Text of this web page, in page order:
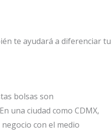
te ayudará a diferenciar tu
bolsas son
una ciudad como CDMX,
con el medio